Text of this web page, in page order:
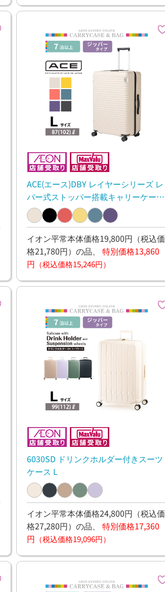
ACE(エース)DBY レイヤーシリーズ レ
バー式ストッパー搭載キャリーケース
L
イオン平常本体価格19,800円 （税込価
格21,780円） の品、 特別価格13,860
円 （税込価格15,246円）
6030SD ドリンクホルダー付きスーツ
ケース L
イオン平常本体価格24,800円 （税込価
格27,280円） の品、 特別価格17,360
円 （税込価格19,096円）